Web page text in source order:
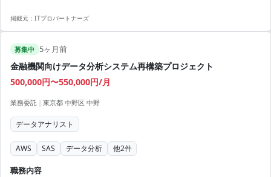
掲載元： ITプロパートナーズ
募集中 5ヶ月前
金融機関向けデータ分析システム再構築プロジェクト
500,000円〜550,000円/月
業務委託 | 東京都 中野区 中野
データアナリスト
AWS SAS データ分析 他2件
職務内容